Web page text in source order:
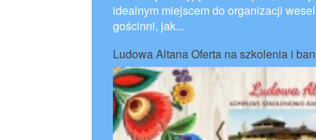
idealnym miejscem do organizacji
gościnni, jak...
Ludowa Altana Oferta na szkolenia i